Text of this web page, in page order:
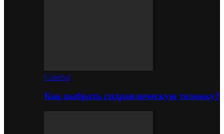
Советы
Как выбрать гидравлическую тележку?